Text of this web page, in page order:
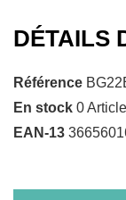
DÉTAILS
Référence
En stock 0 Article
EAN-13